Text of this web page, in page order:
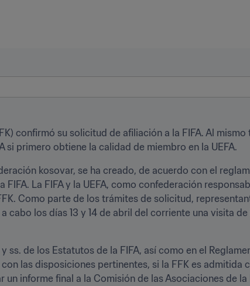
confirmó su solicitud de afiliación a la FIFA. Al mismo
primero obtiene la calidad de miembro en la UEFA.
kosovar, se ha creado, de acuerdo con el
La FIFA y la UEFA, como confederación
Como parte de los trámites de solicitud,
los días 13 y 14 de abril del corriente una visita
ss. de los Estatutos de la FIFA, así como en el
las disposiciones pertinentes, si la FFK es admitida
informe final a la Comisión de las Asociaciones de la